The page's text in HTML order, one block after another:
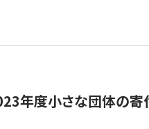
年度小さな団体の寄